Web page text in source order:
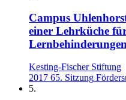
Campus
einer Lehrküche
Lernbehinderungen
Kesting-Fischer Stiftung
2017 65. Sitzung
5.